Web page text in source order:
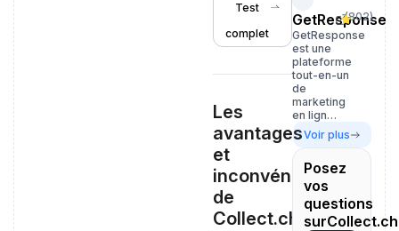
Test
complet
Les
avantages
et
inconvénients
de
Collect.chat
GetResponse
(802)
GetResponse
est une
plateforme
tout-en-un
de
marketing
en lign…
Voir plus
Posez
vos
questions